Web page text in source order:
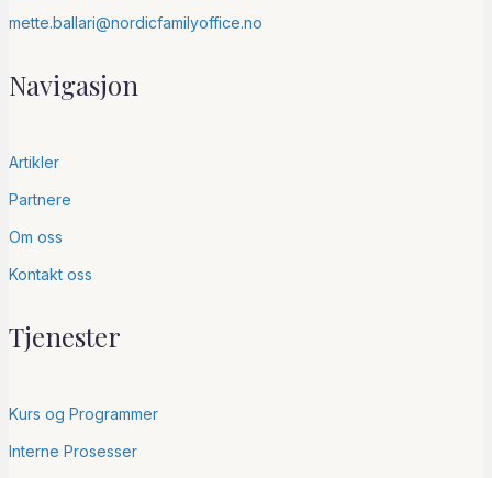
mette.ballari@nordicfamilyoffice.no
Navigasjon
Artikler
Partnere
Om oss
Kontakt oss
Tjenester
Kurs og Programmer
Interne Prosesser